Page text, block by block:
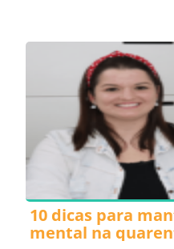
10 dicas para
mental na